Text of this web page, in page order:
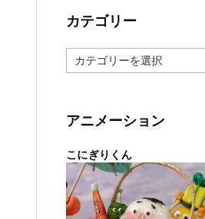
カテゴリー
テ
ー
アニメーション
こにぎりくん